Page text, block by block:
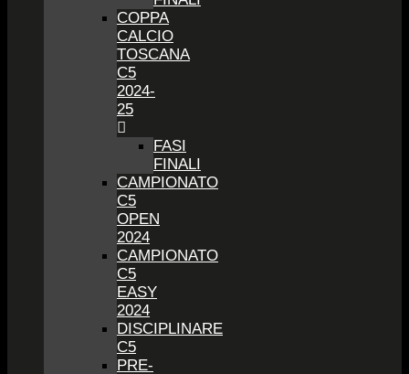
COPPA
CALCIO
TOSCANA
C5
2024-
25
FASI
FINALI
CAMPIONATO
C5
OPEN
2024
CAMPIONATO
C5
EASY
2024
DISCIPLINARE
C5
PRE-